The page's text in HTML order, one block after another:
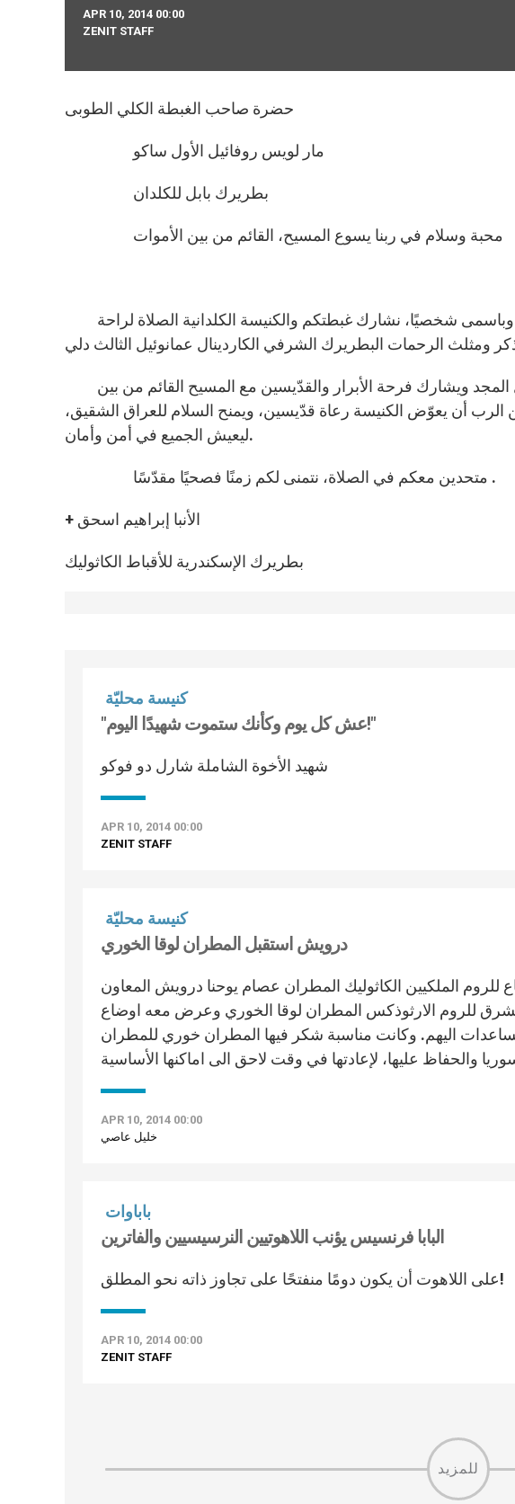
APR 10, 2014 00:00
ZENIT STAFF
حضرة صاحب الغبطة الكلي الطوبى
مار لويس روفائيل الأول ساكو
بطريرك بابل للكلدان
محبة وسلام في ربنا يسوع المسيح، القائم من بين الأموات
الرب أن يعوّض الكنيسة رعاة قدّيسين، ويمنح السلام للعراق الشقيق،
ليعيش الجميع في أمن وأمان.
متحدين معكم في الصلاة، نتمنى لكم زمنًا فصحيًا مقدّسًا .
+ الأنبا إبراهيم اسحق
بطريرك الإسكندرية للأقباط الكاثوليك
كنيسة محليّة
"عش كل يوم وكأنك ستموت شهيدًا اليوم!"
شهيد الأخوة الشاملة شارل دو فوكو
APR 10, 2014 00:00
ZENIT STAFF
كنيسة محليّة
درويش استقبل المطران لوقا الخوري
للروم الملكيين الكاثوليك المطران عصام يوحنا درويش المعاون
للروم الارثوذكس المطران لوقا الخوري وعرض معه اوضاع
اليهم. وكانت مناسبة شكر فيها المطران خوري للمطران
APR 10, 2014 00:00
خليل عاصي
باباوات
البابا فرنسيس يؤنب اللاهوتيين النرسيسيين والفاترين
على اللاهوت أن يكون دومًا منفتحًا على تجاوز ذاته نحو المطلق!
APR 10, 2014 00:00
ZENIT STAFF
للمزيد